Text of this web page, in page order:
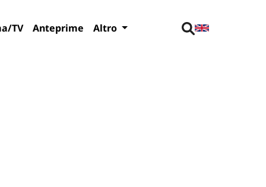
TV Anteprime Altro